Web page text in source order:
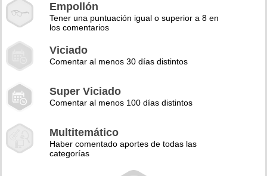
Empollón
Tener una puntuación igual o superior a 8 en
los comentarios
Viciado
Comentar al menos 30 días distintos
Super Viciado
Comentar al menos 100 días distintos
Multitemático
Haber comentado aportes de todas las
categorías